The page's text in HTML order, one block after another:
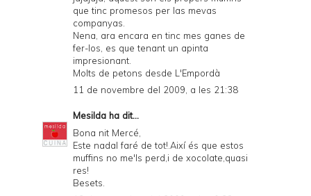
que tinc promesos per las mevas
companyas.
Nena, ara encara en tinc mes ganes de
fer-los, es que tenant un apinta
impresionant.
Molts de petons desde L'Empordà
11 de novembre del 2009, a les 21:38
Mesilda ha dit...
Bona nit Mercé,
Este nadal faré de tot!.Així és que estos
muffins no me'ls perd,i de xocolate,quasi
res!
Besets.